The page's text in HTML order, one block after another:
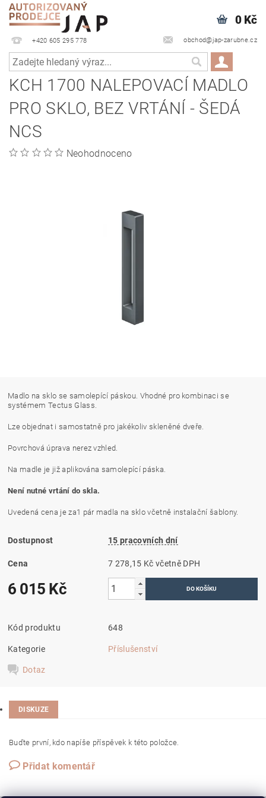
+420 605 295 778 obchod@jap-zarubne.cz
0 Kč
KCH 1700 NALEPOVACÍ MADLO
PRO SKLO, BEZ VRTÁNÍ - ŠEDÁ
NCS
Neohodnoceno
Madlo na sklo se samolepící páskou. Vhodné pro kombinaci se
systémem Tectus Glass.
Lze objednat i samostatně pro jakékoliv skleněné dveře.
Povrchová úprava nerez vzhled.
Na madle je již aplikována samolepící páska.
Není nutné vrtání do skla.
Uvedená cena je za1 pár madla na sklo včetně instalační šablony.
Dostupnost 15 pracovních dní
Cena 7 278,15 Kč včetně DPH
6 015 Kč
Kód produktu 648
Kategorie Příslušenství
Dotaz
DISKUZE
Buďte první, kdo napíše příspěvek k této položce.
Přidat komentář